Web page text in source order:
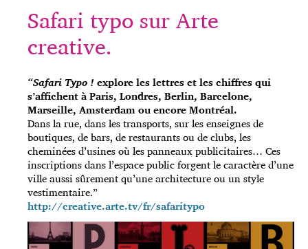
Safari typo sur Arte
creative.
“Safari Typo ! explore les lettres et les chiffres qui
s’affichent à Paris, Londres, Berlin, Barcelone,
Marseille, Amsterdam ou encore Montréal.
Dans la rue, dans les transports, sur les enseignes de
boutiques, de bars, de restaurants ou de clubs, les
cheminées d’usines où les panneaux publicitaires… Ces
inscriptions dans l’espace public forgent le caractère d’une
ville aussi sûrement qu’une architecture ou un style
vestimentaire.”
http://creative.arte.tv/fr/safaritypo